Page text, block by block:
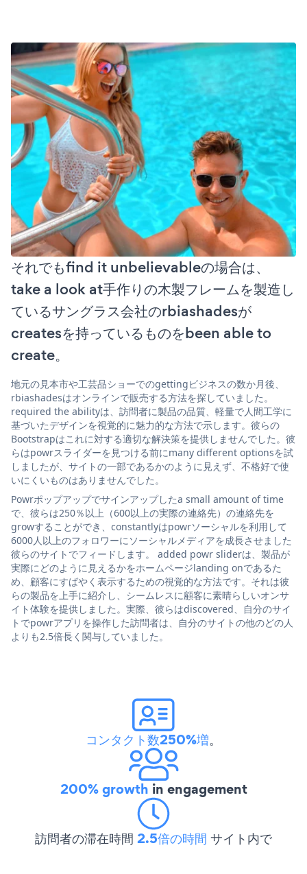
それでもfind it unbelievableの場合は、
take a look at手作りの木製フレームを製造し
ているサングラス会社のrbiashadesが
createsを持っているものをbeen able to
create。
地元の見本市や工芸品ショーでのgettingビジネスの数か月後、
rbiashadesはオンラインで販売する方法を探していました。
required the abilityは、訪問者に製品の品質、軽量で人間工学に
基づいたデザインを視覚的に魅力的な方法で示します。彼らの
Bootstrapはこれに対する適切な解決策を提供しませんでした。彼
らはpowrスライダーを見つける前にmany different optionsを試
しましたが、サイトの一部であるかのように見えず、不格好で使
いにくいものはありませんでした。
Powrポップアップでサインアップしたa small amount of time
で、彼らは250％以上（600以上の実際の連絡先）の連絡先を
growすることができ、constantlyはpowrソーシャルを利用して
6000人以上のフォロワーにソーシャルメディアを成長させました
彼らのサイトでフィードします。 added powr sliderは、製品が
実際にどのように見えるかをホームページlanding onであるた
め、顧客にすばやく表示するための視覚的な方法です。それは彼
らの製品を上手に紹介し、シームレスに顧客に素晴らしいオンサ
イト体験を提供しました。実際、彼らはdiscovered、自分のサイ
トでpowrアプリを操作した訪問者は、自分のサイトの他のどの人
よりも2.5倍長く関与していました。
コンタクト数250%増。
200% growth in engagement
訪問者の滞在時間 2.5倍の時間 サイト内で